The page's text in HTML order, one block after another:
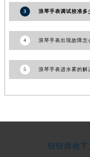
3 浪琴手表调试校准多
4 浪琴手表出现故障怎
5 浪琴手表进水雾的解
轻轻滑动下